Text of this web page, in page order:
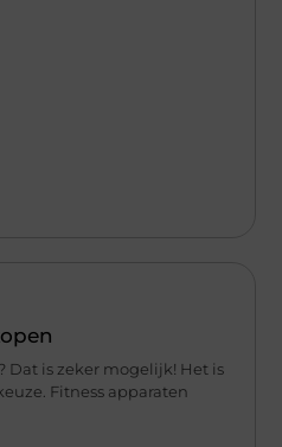
Dat is zeker mogelijk! Het is
Fitness apparaten